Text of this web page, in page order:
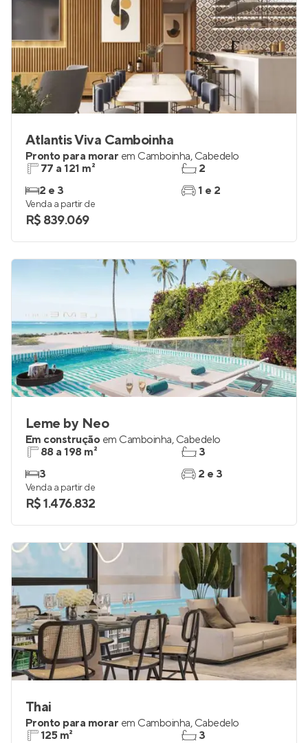
Atlantis Viva Camboinha
Pronto para morar em Camboinha, Cabedelo
77 a 121 m²
2 e 3
2
1 e 2
Venda a partir de
R$ 839.069
Leme by Neo
Em construção em Camboinha, Cabedelo
88 a 198 m²
3
3
2 e 3
Venda a partir de
R$ 1.476.832
Thai
Pronto para morar em Camboinha, Cabedelo
125 m²
3